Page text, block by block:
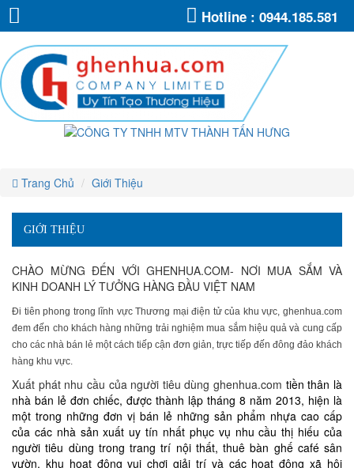
CÔNG
TY
TNHH
MTV
THÀNH
TẤN
HƯNG
CÔNG
TY
TNHH
MTV
THÀNH
HƯNG
CÔNG
TY
TNHH
MTV
THÀNH
TẤN
CÔNG
TY
TNHH
MTV
THÀNH
TẤN
HƯNG
CÔNG
TNHH
THÀNH
TẤN
HƯNG
CÔNG
TNHH
MTV
THÀNH
TẤN
HƯNG
Hotline : 0944.185.581
Trang Chủ Giới Thiệu
GIỚI THIỆU
CHÀO MỪNG ĐẾN VỚI GHENHUA.COM- NƠI MUA SẮM VÀ
KINH DOANH LÝ TƯỞNG HÀNG ĐẦU VIỆT NAM
Đi tiên phong trong lĩnh vực Thương mại điện tử của khu vực, ghenhua.com
đem đến cho khách hàng những trải nghiệm mua sắm hiệu quả và cung cấp
cho các nhà bán lẻ một cách tiếp cận đơn giản, trực tiếp đến đông đảo khách
hàng khu vực.
Xuất phát nhu cầu của người tiêu dùng ghenhua.com tiền thân là
nhà bán lẻ đơn chiếc, được thành lập tháng 8 năm 2013, hiện là
một trong những đơn vị bán lẻ những sản phẩm nhựa cao cấp
của các nhà sản xuất uy tín nhất phục vụ nhu cầu thị hiếu của
người tiêu dùng trong trang trí nội thất, thuê bàn ghế café sân
vườn, khu hoạt động vui chơi giải trí và các hoạt động xã hộị